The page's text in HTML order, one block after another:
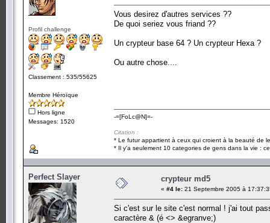
Profil challenge
Classement : 535/55625
Membre Héroïque
Hors ligne
Messages: 1520
Vous desirez d'autres services ??
De quoi seriez vous friand ??
Un crypteur base 64 ? Un crypteur Hexa ?
Ou autre chose....
-=[FoLc@N]=-
Citation :
* Le futur appartient à ceux qui croient à la beauté de
* Il y'a seulement 10 categories de gens dans la vie :
Perfect Slayer crypteur md5
« #4 le: 21 Septembre 2005 à
Si c'est sur le site c'est normal ! j'ai tout
caractère & (é <> &egranve;)